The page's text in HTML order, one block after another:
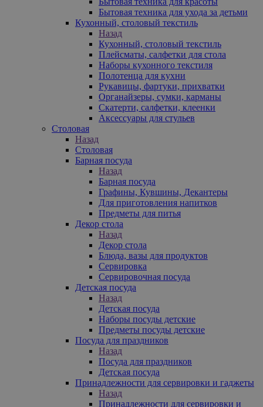
Бытовая техника для ухода за детьми
Кухонный, столовый текстиль
Назад
Кухонный, столовый текстиль
Плейсматы, салфетки для стола
Наборы кухонного текстиля
Полотенца для кухни
Рукавицы, фартуки, прихватки
Органайзеры, сумки, карманы
Скатерти, салфетки, клеенки
Аксессуары для стульев
Столовая
Назад
Столовая
Барная посуда
Назад
Барная посуда
Графины, Кувшины, Декантеры
Для приготовления напитков
Предметы для питья
Декор стола
Назад
Декор стола
Блюда, вазы для продуктов
Сервировка
Сервировочная посуда
Детская посуда
Назад
Детская посуда
Наборы посуды детские
Предметы посуды детские
Посуда для праздников
Назад
Посуда для праздников
Детская посуда
Принадлежности для сервировки и гаджеты
Назад
Принадлежности для сервировки и